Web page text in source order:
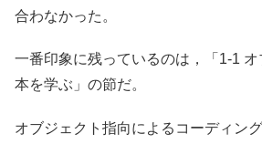
合わなかった。
一番印象に残っているのは，「1-1
本を学ぶ」の節だ。
オブジェクト指向によるコーディン